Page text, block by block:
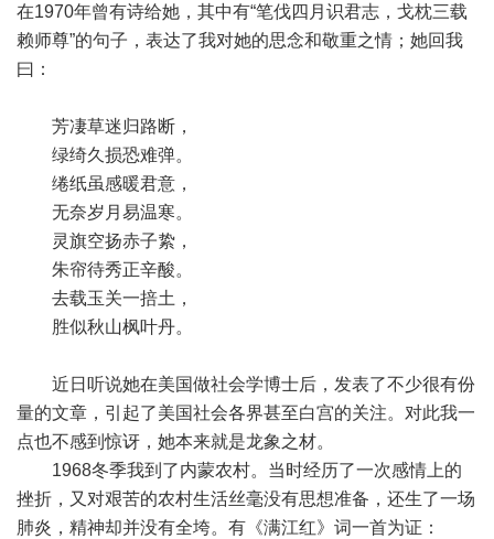
在1970年曾有诗给她，其中有“笔伐四月识君志，戈枕三载
赖师尊”的句子，表达了我对她的思念和敬重之情；她回我
曰：
芳凄草迷归路断，
绿绮久损恐难弹。
绻纸虽感暖君意，
无奈岁月易温寒。
灵旗空扬赤子絷，
朱帘待秀正辛酸。
去载玉关一掊土，
胜似秋山枫叶丹。
近日听说她在美国做社会学博士后，发表了不少很有份
量的文章，引起了美国社会各界甚至白宫的关注。对此我一
点也不感到惊讶，她本来就是龙象之材。
1968冬季我到了内蒙农村。当时经历了一次感情上的
挫折，又对艰苦的农村生活丝毫没有思想准备，还生了一场
肺炎，精神却并没有全垮。有《满江红》词一首为证：